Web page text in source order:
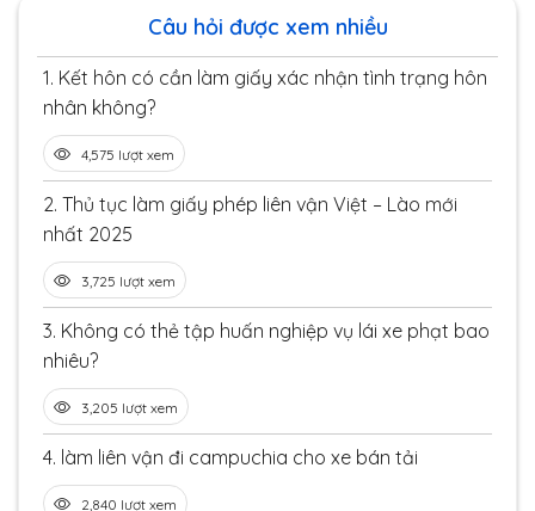
Câu hỏi được xem nhiều
1. Kết hôn có cần làm giấy xác nhận tình trạng hôn
nhân không?
4,575 lượt xem
2. Thủ tục làm giấy phép liên vận Việt – Lào mới
nhất 2025
3,725 lượt xem
3. Không có thẻ tập huấn nghiệp vụ lái xe phạt bao
nhiêu?
3,205 lượt xem
4. làm liên vận đi campuchia cho xe bán tải
2,840 lượt xem